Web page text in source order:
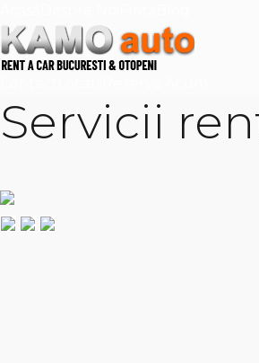
Servicii